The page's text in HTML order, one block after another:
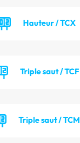
Hauteur / TCX
Triple saut / TCF
Triple saut / TCM